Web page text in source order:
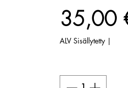
35,00
ALV Sisällytetty |